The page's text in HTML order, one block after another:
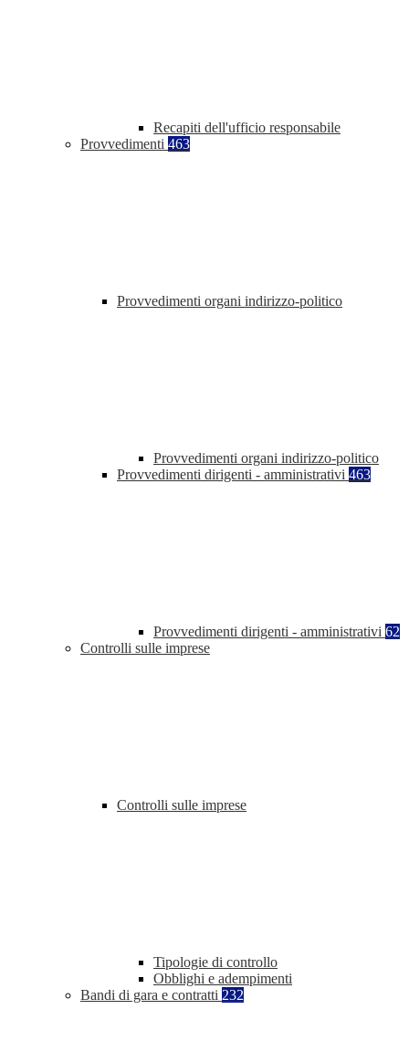
Recapiti dell'ufficio responsabile
Provvedimenti 463
Provvedimenti organi indirizzo-politico
Provvedimenti organi indirizzo-politico
Provvedimenti dirigenti - amministrativi 463
Provvedimenti dirigenti - amministrativi 62
Controlli sulle imprese
Controlli sulle imprese
Tipologie di controllo
Obblighi e adempimenti
Bandi di gara e contratti 232